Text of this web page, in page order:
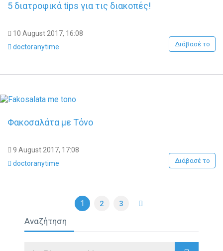
5 διατροφικά tips για τις διακοπές!
10 August 2017, 16:08
doctoranytime
Διάβασέ το
Φακοσαλάτα με Τόνο
9 August 2017, 17:08
doctoranytime
Διάβασέ το
1 2 3
Αναζήτηση